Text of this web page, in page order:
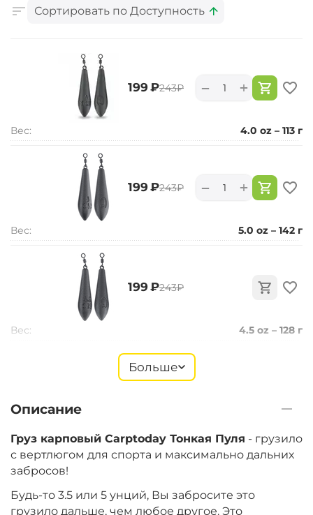
Сортировать по Доступность
‍199‍ ₽‍243‍₽ +
−
Вес: 4.0 oz – 113 г
‍199‍ ₽‍243‍₽ +
−
Вес: 5.0 oz – 142 г
‍199‍ ₽‍243‍₽
Вес: 4.5 oz – 128 г
Больше
Описание
Груз карповый Carptoday Тонкая Пуля - грузило
с вертлюгом для спорта и максимально дальних
забросов!
Будь-то 3.5 или 5 унций, Вы забросите это
грузило дальше, чем любое другое. Это